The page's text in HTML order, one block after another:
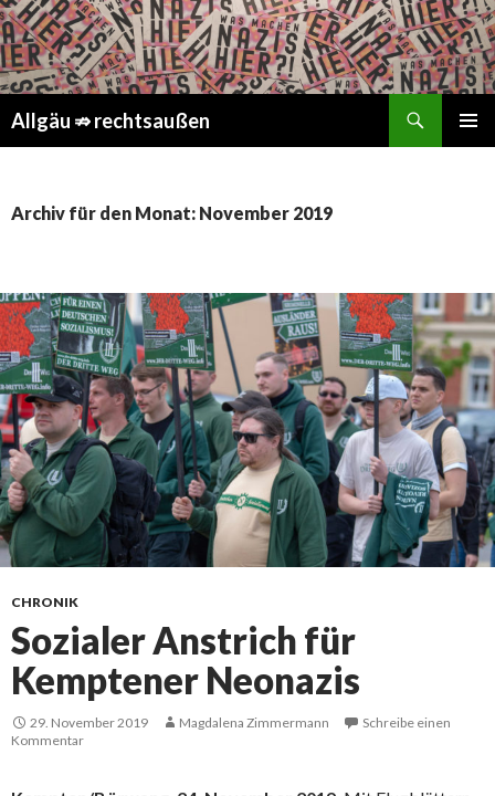
Allgäu ⇏ rechtsaußen
Springe
zum
Archiv für den Monat: November 2019
CHRONIK
Sozialer Anstrich für
Kemptener Neonazis
29. November 2019 Magdalena Zimmermann
Schreibe einen
Kommentar